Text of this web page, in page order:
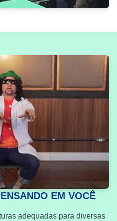
EM VOCÊ
adequadas para diversas